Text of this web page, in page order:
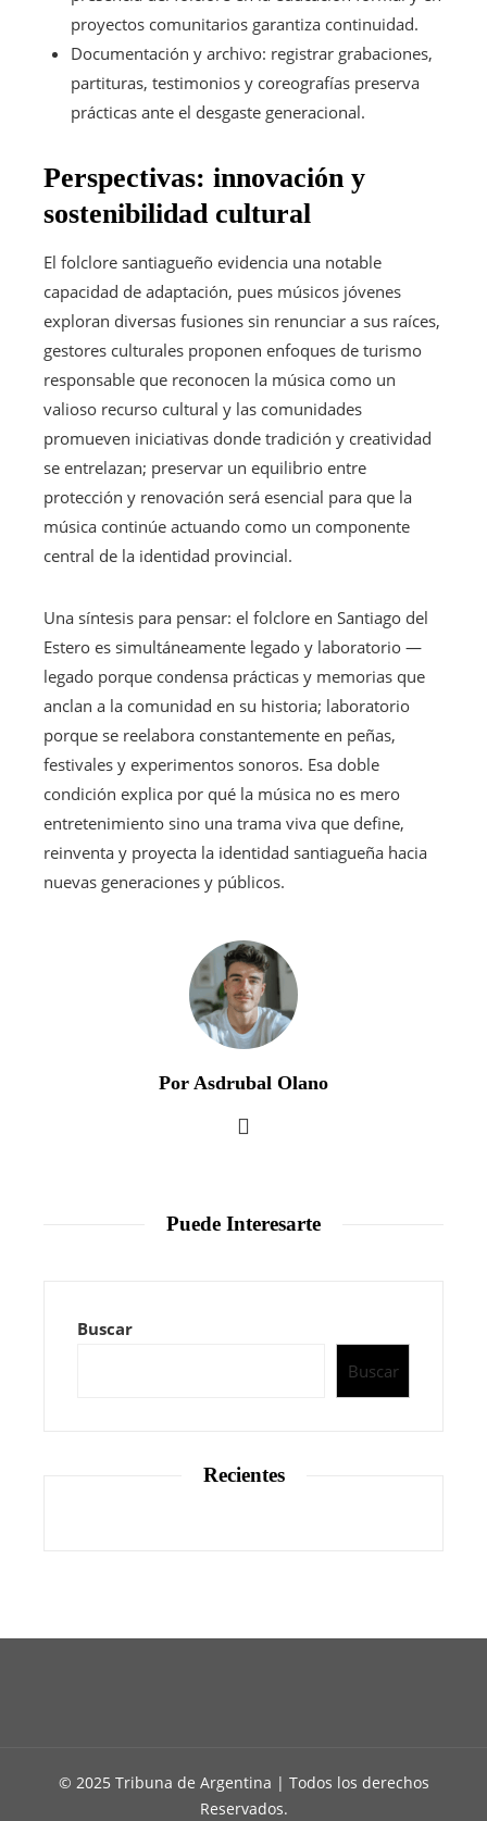
proyectos comunitarios garantiza continuidad.
Documentación y archivo: registrar grabaciones,
partituras, testimonios y coreografías preserva
prácticas ante el desgaste generacional.
Perspectivas: innovación y
sostenibilidad cultural
El folclore santiagueño evidencia una notable
capacidad de adaptación, pues músicos jóvenes
exploran diversas fusiones sin renunciar a sus raíces,
gestores culturales proponen enfoques de turismo
responsable que reconocen la música como un
valioso recurso cultural y las comunidades
promueven iniciativas donde tradición y creatividad
se entrelazan; preservar un equilibrio entre
protección y renovación será esencial para que la
música continúe actuando como un componente
central de la identidad provincial.
Una síntesis para pensar: el folclore en Santiago del
Estero es simultáneamente legado y laboratorio —
legado porque condensa prácticas y memorias que
anclan a la comunidad en su historia; laboratorio
porque se reelabora constantemente en peñas,
festivales y experimentos sonoros. Esa doble
condición explica por qué la música no es mero
entretenimiento sino una trama viva que define,
reinventa y proyecta la identidad santiagueña hacia
nuevas generaciones y públicos.
Por Asdrubal Olano
Puede Interesarte
Buscar
Buscar
Recientes
© 2025 Tribuna de Argentina | Todos los derechos
Reservados.